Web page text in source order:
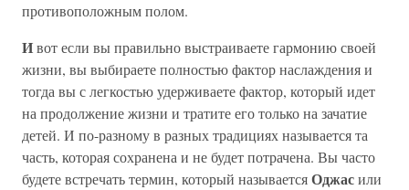
противоположным полом.
Ивот если вы правильно выстраиваете гармонию своей
жизни, вы выбираете полностью фактор наслаждения и
тогда вы с легкостью удерживаете фактор, который идет
на продолжение жизни и тратите его только на зачатие
детей. И по-разному в разных традициях называется та
часть, которая сохранена и не будет потрачена. Вы часто
будете встречать термин, который называетсяОджасили